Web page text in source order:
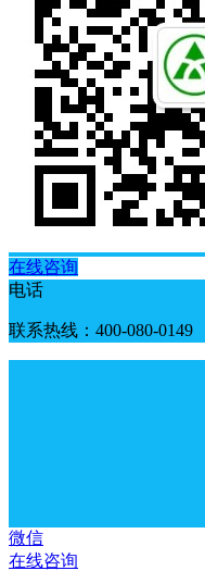
在线咨询
电话
联系热线：400-080-0149
微信
在线咨询